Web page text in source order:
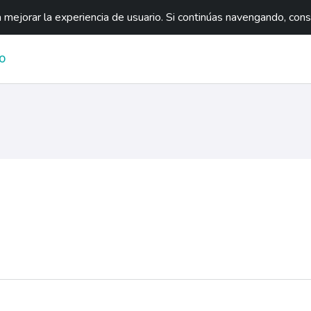
la experiencia de usuario. Si continúas navengando,